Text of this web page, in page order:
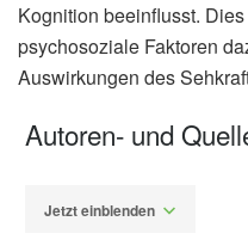
Kognition beeinflusst.
psychosoziale Faktoren
Auswirkungen des
Autoren- und
Jetzt einblenden